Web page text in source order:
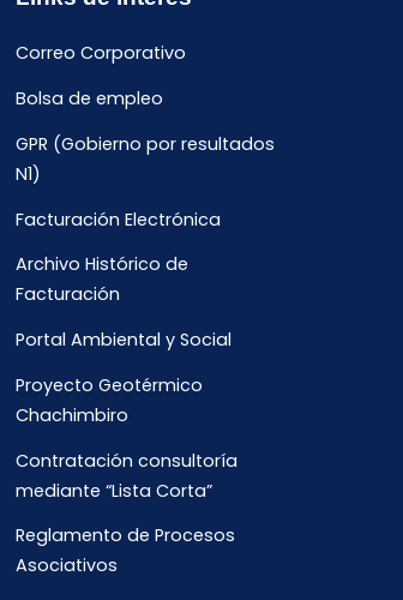
Correo Corporativo
Bolsa de empleo
GPR (Gobierno por resultados
N1)
Facturación Electrónica
Archivo Histórico de
Facturación
Portal Ambiental y Social
Proyecto Geotérmico
Chachimbiro
Contratación consultoría
mediante “Lista Corta”
Reglamento de Procesos
Asociativos